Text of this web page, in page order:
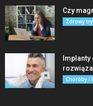
Czy
Zdrowy
Choroby i